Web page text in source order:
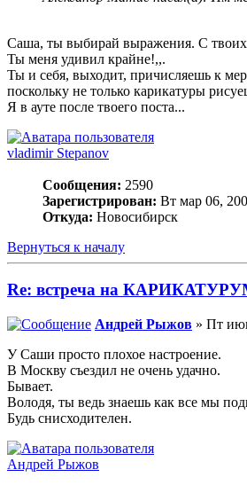
Саша, ты выбирай выражения. С твоих
Ты меня удивил крайне!,,.
Ты и себя, выходит, причисляешь к
поскольку не только карикатуры
Я в ауте после твоего поста...
vladimir Stepanov
Сообщения: 2590
Зарегистрирован: Вт мар 06,
Откуда: Новосибирск
Вернуться к началу
Re: встреча на
Андрей Рыжов » Пт
У Саши просто плохое настроение.
В Москву съездил не очень удачно.
Бывает.
Володя, ты ведь знаешь как все мы
Будь снисходителен.
Андрей Рыжов